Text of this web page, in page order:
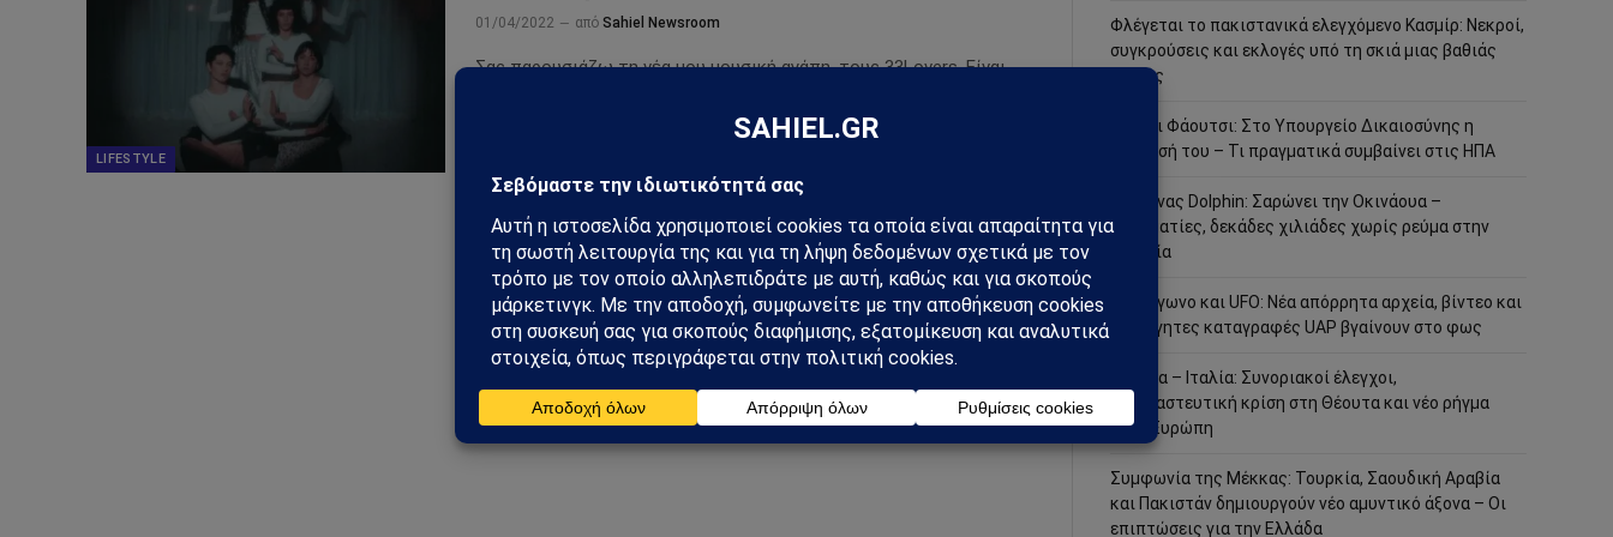
LIFESTYLE
01/04/2022 από Sahiel Newsroom
Σας παρουσιάζω τη νέα μου μουσική αγάπη, τους 33Lovers. Είναι
Φλέγεται το πακιστανικά ελεγχόμενο Κασμίρ: Νεκροί,
συγκρούσεις και εκλογές υπό τη σκιά μιας βαθιάς
κρίσης
Άντονι Φάουτσι: Στο Υπουργείο Δικαιοσύνης η
υπόθεσή του – Τι πραγματικά συμβαίνει στις ΗΠΑ
Τυφώνας Dolphin: Σαρώνει την Οκινάουα –
Τραυματίες, δεκάδες χιλιάδες χωρίς ρεύμα στην
Ιαπωνία
Πεντάγωνο και UFO: Νέα απόρρητα αρχεία, βίντεο και
ανεξήγητες καταγραφές UAP βγαίνουν στο φως
Ισπανία – Ιταλία: Συνοριακοί έλεγχοι,
μεταναστευτική κρίση στη Θέουτα και νέο ρήγμα
στην Ευρώπη
Συμφωνία της Μέκκας: Τουρκία, Σαουδική Αραβία
και Πακιστάν δημιουργούν νέο αμυντικό άξονα – Οι
επιπτώσεις για την Ελλάδα